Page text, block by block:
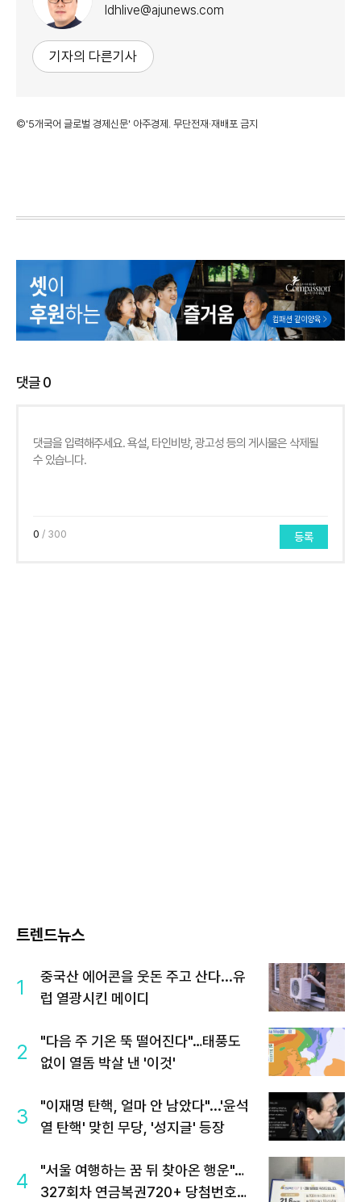
ldhlive@ajunews.com
기자의 다른기사
©'5개국어 글로벌 경제신문' 아주경제. 무단전재·재배포 금지
댓글0
0 / 300 등록
트렌드뉴스
1
중국산 에어콘을 웃돈 주고 산다...유
럽 열광시킨 메이디
2
"다음 주 기온 뚝 떨어진다"…태풍도
없이 열돔 박살 낸 '이것'
3
"이재명 탄핵, 얼마 안 남았다"...'윤석
열 탄핵' 맞힌 무당, '성지글' 등장
4
"서울 여행하는 꿈 뒤 찾아온 행운"…
327회차 연금복권720+ 당첨번호조